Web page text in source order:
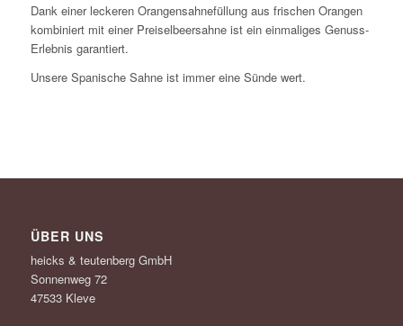
Dank einer leckeren Orangensahnefüllung aus frischen Orangen
kombiniert mit einer Preiselbeersahne ist ein einmaliges Genuss-
Erlebnis garantiert.
Unsere Spanische Sahne ist immer eine Sünde wert.
ÜBER UNS
heicks & teutenberg GmbH
Sonnenweg 72
47533 Kleve